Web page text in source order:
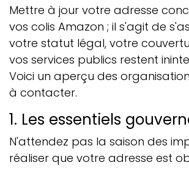
Mettre à jour votre adresse
vos colis Amazon ; il s'agit de
votre statut légal, votre
vos services publics restent
Voici un aperçu des
à contacter.
1. Les essentiels
N'attendez pas la saison des
réaliser que votre adresse est